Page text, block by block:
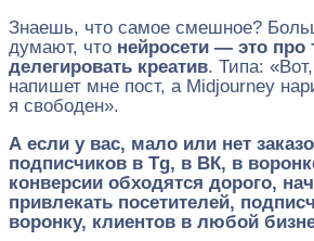
Знаешь, что самое смешное?
думают, что нейросети — это про
делегировать креатив. Типа:
напишет мне пост, а Midjourney
я свободен».
А если у вас, мало или нет
подписчиков в Tg, в ВК, в
конверсии обходятся дорого,
привлекать посетителей,
воронку, клиентов в любой